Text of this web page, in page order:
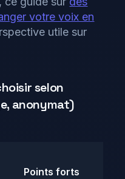
votre voix en
utile sur
selon
anonymat)
Points forts